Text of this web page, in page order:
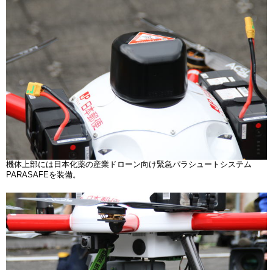
機体上部には日本化薬の産業ドローン向け緊急パラシュートシステム
PARASAFEを装備。